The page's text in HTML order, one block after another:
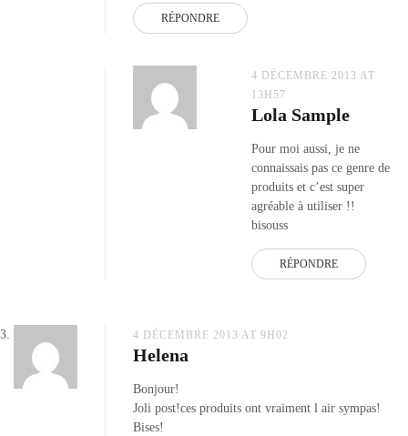
RÉPONDRE
4 DÉCEMBRE 2013 AT
13H57
Lola Sample
Pour moi aussi, je ne
connaissais pas ce genre de
produits et c’est super
agréable à utiliser !!
bisouss
RÉPONDRE
4 DÉCEMBRE 2013 AT 9H02
Helena
Bonjour!
Joli post!ces produits ont vraiment l air sympas!
Bises!